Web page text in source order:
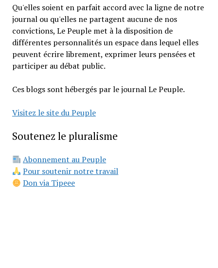
Qu'elles soient en parfait accord avec la ligne de notre
journal ou qu'elles ne partagent aucune de nos
convictions, Le Peuple met à la disposition de
différentes personnalités un espace dans lequel elles
peuvent écrire librement, exprimer leurs pensées et
participer au débat public.
Ces blogs sont hébergés par le journal Le Peuple.
Visitez le site du Peuple
Soutenez le pluralisme
Abonnement au Peuple
Pour soutenir notre travail
Don via Tipeee